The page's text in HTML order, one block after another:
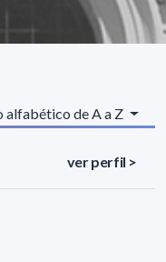
alfabético de A a Z
ver perfil >